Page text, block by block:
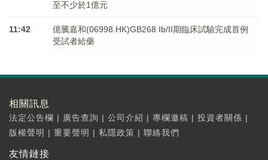
至不少於1億元
11:42
億騰嘉和(06998.HK)GB268 Ib/II期臨床試驗完成首例
受試者給藥
相關訊息
法定公告欄 | 廣告查詢 | 公司介紹 | 專欄邀稿 | 投資者關係 |
版權聲明 | 重要聲明 | 私隱政策 | 聯絡我們
友情鏈接